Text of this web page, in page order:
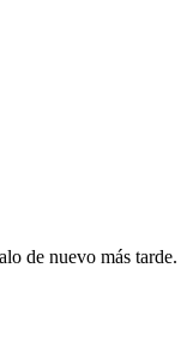
de nuevo más tarde.